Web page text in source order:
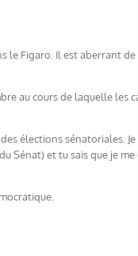
Figaro. Il est aberrant
au cours de laquelle les
élections sénatoriales.
Sénat) et tu sais que je